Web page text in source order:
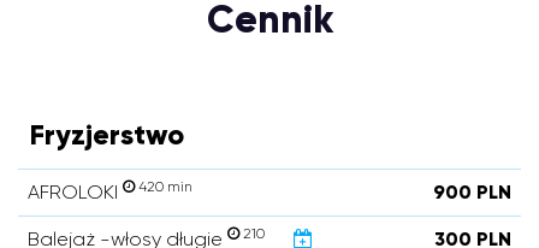
Cennik
Fryzjerstwo
AFROLOKI 420 min 900 PLN
Balejaż -włosy długie 210 300 PLN